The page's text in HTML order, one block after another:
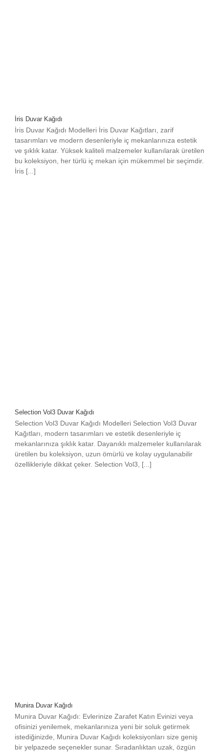
İris Duvar Kağıdı
İris Duvar Kağıdı Modelleri İris Duvar Kağıtları, zarif
tasarımları ve modern desenleriyle iç mekanlarınıza estetik
ve şıklık katar. Yüksek kaliteli malzemeler kullanılarak üretilen
bu koleksiyon, her türlü iç mekan için mükemmel bir seçimdir.
İris [...]
Selection Vol3 Duvar Kağıdı
Selection Vol3 Duvar Kağıdı Modelleri Selection Vol3 Duvar
Kağıtları, modern tasarımları ve estetik desenleriyle iç
mekanlarınıza şıklık katar. Dayanıklı malzemeler kullanılarak
üretilen bu koleksiyon, uzun ömürlü ve kolay uygulanabilir
özellikleriyle dikkat çeker. Selection Vol3, [...]
Munira Duvar Kağıdı
Munira Duvar Kağıdı: Evlerinize Zarafet Katın Evinizi veya
ofisinizi yenilemek, mekanlarınıza yeni bir soluk getirmek
istediğinizde, Munira Duvar Kağıdı koleksiyonları size geniş
bir yelpazede seçenekler sunar. Sıradanlıktan uzak, özgün